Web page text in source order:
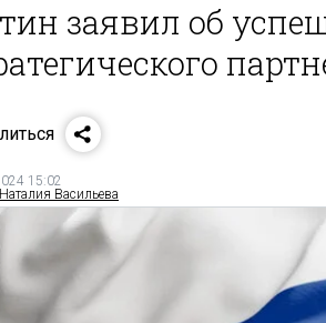
заявил об
15:02
Наталия Васильева